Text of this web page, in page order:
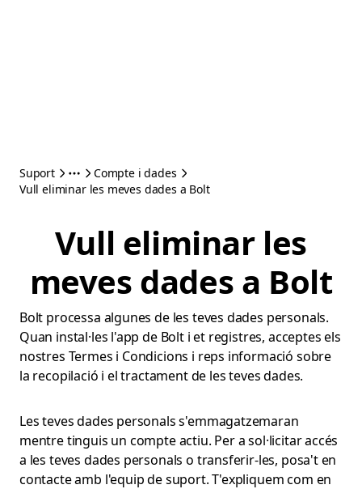
Suport
Compte i dades
Vull eliminar les meves dades a Bolt
Vull eliminar les
meves dades a Bolt
Bolt processa algunes de les teves dades personals.
Quan instal·les l'app de Bolt i et registres, acceptes els
nostres Termes i Condicions i reps informació sobre
la recopilació i el tractament de les teves dades.
Les teves dades personals s'emmagatzemaran
mentre tinguis un compte actiu. Per a sol·licitar accés
a les teves dades personals o transferir-les, posa't en
contacte amb l'equip de suport. T'expliquem com en